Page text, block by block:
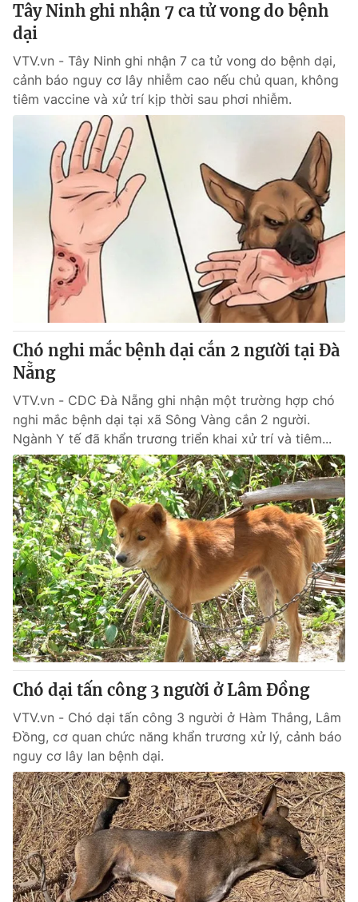
Tây Ninh ghi nhận 7 ca tử vong do bệnh
dại
VTV.vn - Tây Ninh ghi nhận 7 ca tử vong do bệnh dại,
cảnh báo nguy cơ lây nhiễm cao nếu chủ quan, không
tiêm vaccine và xử trí kịp thời sau phơi nhiễm.
Chó nghi mắc bệnh dại cắn 2 người tại Đà
Nẵng
VTV.vn - CDC Đà Nẵng ghi nhận một trường hợp chó
nghi mắc bệnh dại tại xã Sông Vàng cắn 2 người.
Ngành Y tế đã khẩn trương triển khai xử trí và tiêm...
Chó dại tấn công 3 người ở Lâm Đồng
VTV.vn - Chó dại tấn công 3 người ở Hàm Thắng, Lâm
Đồng, cơ quan chức năng khẩn trương xử lý, cảnh báo
nguy cơ lây lan bệnh dại.